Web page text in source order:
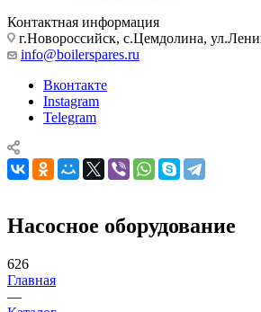
Контактная информация
г.Новороссийск, с.Цемдолина,
info@boilerspares.ru
Вконтакте
Instagram
Telegram
Насосное оборудование
626
Главная
—